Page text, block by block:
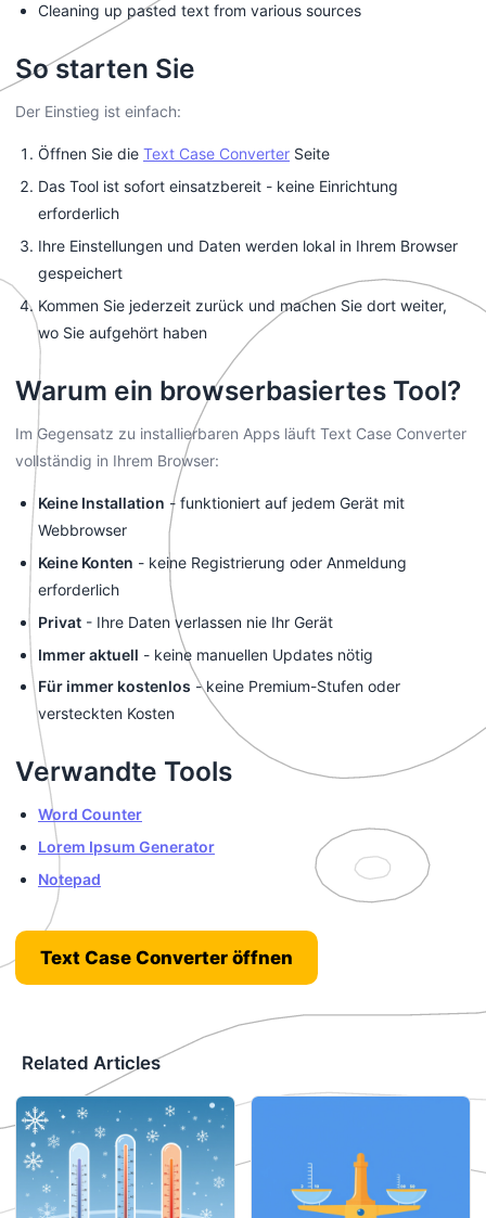
Cleaning up pasted text from various sources
So starten Sie
Der Einstieg ist einfach:
Öffnen Sie die Text Case Converter Seite
Das Tool ist sofort einsatzbereit - keine Einrichtung
erforderlich
Ihre Einstellungen und Daten werden lokal in Ihrem Browser
gespeichert
Kommen Sie jederzeit zurück und machen Sie dort weiter,
wo Sie aufgehört haben
Warum ein browserbasiertes Tool?
Im Gegensatz zu installierbaren Apps läuft Text Case Converter
vollständig in Ihrem Browser:
Keine Installation - funktioniert auf jedem Gerät mit
Webbrowser
Keine Konten - keine Registrierung oder Anmeldung
erforderlich
Privat - Ihre Daten verlassen nie Ihr Gerät
Immer aktuell - keine manuellen Updates nötig
Für immer kostenlos - keine Premium-Stufen oder
versteckten Kosten
Verwandte Tools
Word Counter
Lorem Ipsum Generator
Notepad
Text Case Converter öffnen
Related Articles